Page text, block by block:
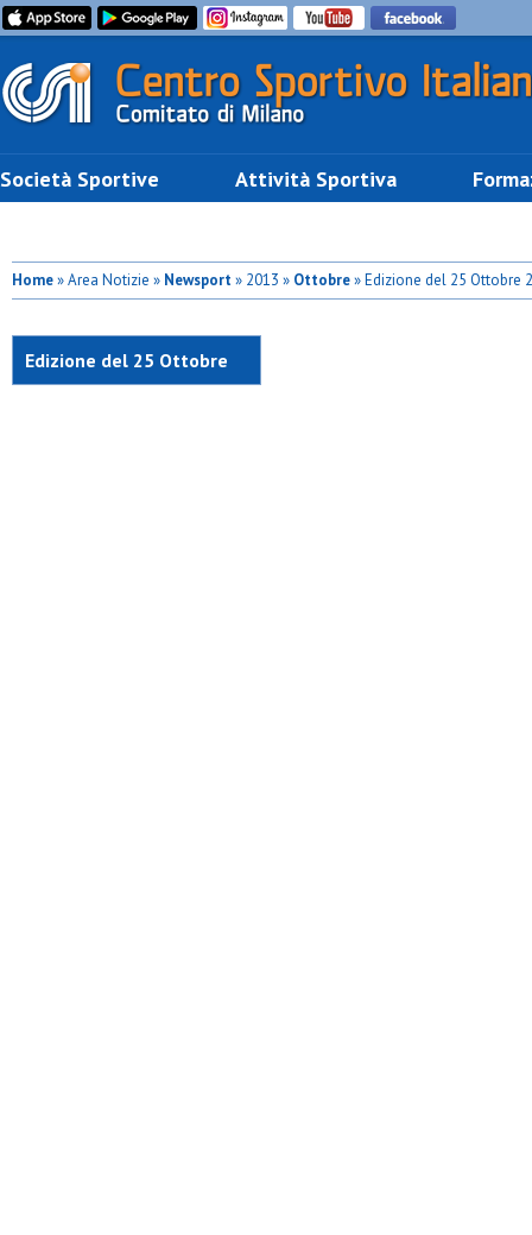
Società Sportive Attività Sportiva
Home» Area Notizie » Newsport» 2013 » Ottobre» Edizione del 25 Ottobre
Edizione del 25 Ottobre